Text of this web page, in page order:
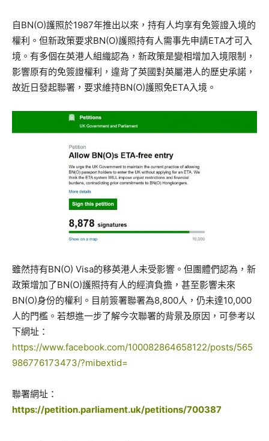
自BN(O)護照於1987年推出以來，持有人均享有免簽證入境的
權利。但新政策要求BN(O)護照持有人需事先申請ETA才可入
境。有多個在英港人組織認為，新政策是變相增加入境限制，
影響原有的免簽證權利，違背了英國對英屬港人的歷史承諾，
故近日發起聯署，要求維持BN(O)護照免ETA入境。
雖然持有BN(O) Visa的移英港人未受影響。但團體們認為，新
政策增加了BN(O)護照持有人的經濟負擔，甚至影響未來
BN(O)身份的權利。目前簽署聯署為8,800人，仍未達10,000
人的門檻。若想進一步了解今次聯署的背景及原因，可參考以
下網址：
https://www.facebook.com/100082864658122/posts/565
986776173473/?mibextid=
聯署網址：
https://petition.parliament.uk/petitions/700387